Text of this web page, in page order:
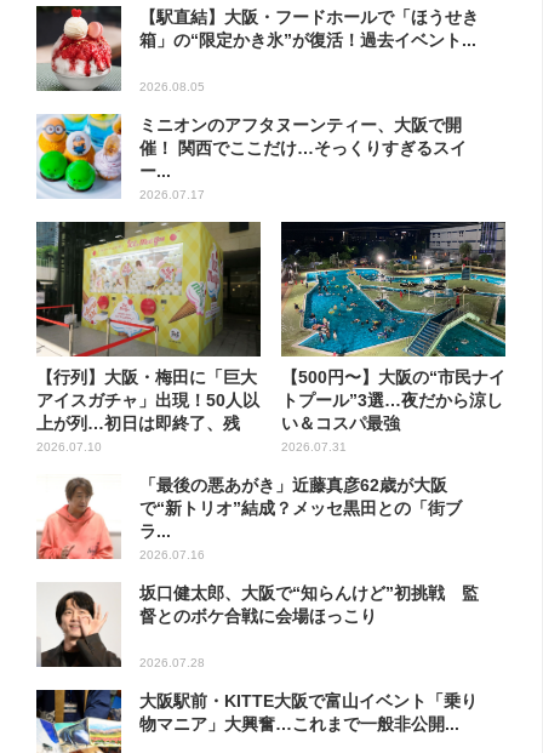
【駅直結】大阪・フードホールで「ほうせき
箱」の“限定かき氷”が復活！過去イベント...
2026.08.05
ミニオンのアフタヌーンティー、大阪で開
催！ 関西でここだけ…そっくりすぎるスイ
ー...
2026.07.17
【行列】大阪・梅田に「巨大
アイスガチャ」出現！50人以
上が列…初日は即終了、残
る...
2026.07.10
【500円〜】大阪の“市民ナイ
トプール”3選…夜だから涼し
い＆コスパ最強
2026.07.31
「最後の悪あがき」近藤真彦62歳が大阪
で“新トリオ”結成？メッセ黒田との「街ブ
ラ...
2026.07.16
坂口健太郎、大阪で“知らんけど”初挑戦 監
督とのボケ合戦に会場ほっこり
2026.07.28
大阪駅前・KITTE大阪で富山イベント「乗り
物マニア」大興奮…これまで一般非公開...